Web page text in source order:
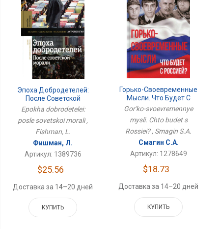
Эпоха Добродетелей:
После Советской
Морали
Epokha dobrodetelei:
posle sovetskoi morali ,
Fishman, L.
Фишман, Л.
Артикул: 1389736
$25.56
Доставка за 14–20 дней
КУПИТЬ
Горько-Своевременные
Мысли. Что Будет С
Россией?
Gor'ko-svoevremennye
mysli. Chto budet s
Rossiei? , Smagin S.A.
Смагин С.А.
Артикул: 1278649
$18.73
Доставка за 14–20 дней
КУПИТЬ